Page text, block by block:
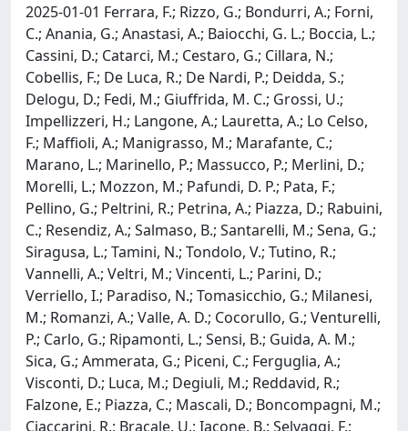
2025-01-01 Ferrara, F.; Rizzo, G.; Bondurri, A.; Forni,
C.; Anania, G.; Anastasi, A.; Baiocchi, G. L.; Boccia, L.;
Cassini, D.; Catarci, M.; Cestaro, G.; Cillara, N.;
Cobellis, F.; De Luca, R.; De Nardi, P.; Deidda, S.;
Delogu, D.; Fedi, M.; Giuffrida, M. C.; Grossi, U.;
Impellizzeri, H.; Langone, A.; Lauretta, A.; Lo Celso,
F.; Maffioli, A.; Manigrasso, M.; Marafante, C.;
Marano, L.; Marinello, P.; Massucco, P.; Merlini, D.;
Morelli, L.; Mozzon, M.; Pafundi, D. P.; Pata, F.;
Pellino, G.; Peltrini, R.; Petrina, A.; Piazza, D.; Rabuini,
C.; Resendiz, A.; Salmaso, B.; Santarelli, M.; Sena, G.;
Siragusa, L.; Tamini, N.; Tondolo, V.; Tutino, R.;
Vannelli, A.; Veltri, M.; Vincenti, L.; Parini, D.;
Verriello, I.; Paradiso, N.; Tomasicchio, G.; Milanesi,
M.; Romanzi, A.; Valle, A. D.; Cocorullo, G.; Venturelli,
P.; Carlo, G.; Ripamonti, L.; Sensi, B.; Guida, A. M.;
Sica, G.; Ammerata, G.; Piceni, C.; Ferguglia, A.;
Visconti, D.; Luca, M.; Degiuli, M.; Reddavid, R.;
Falzone, E.; Piazza, C.; Mascali, D.; Boncompagni, M.;
Ciaccarini, R.; Bracale, U.; Iacone, B.; Selvaggi, F.;